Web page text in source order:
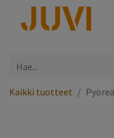
Kaikki tuotteet